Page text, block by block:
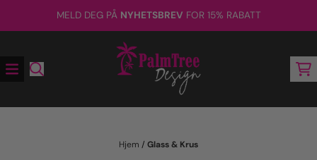
Hopp til innholdMELD DEG PÅ NYHETSBREV FOR 15% RABATT
Hjem / Glass & Krus